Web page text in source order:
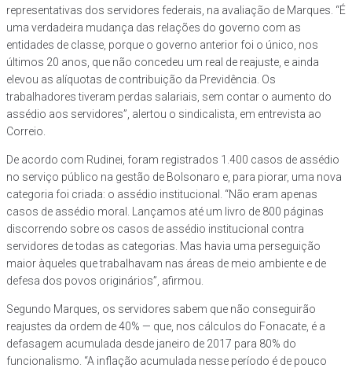
representativas dos servidores federais, na avaliação de Marques. “É
uma verdadeira mudança das relações do governo com as
entidades de classe, porque o governo anterior foi o único, nos
últimos 20 anos, que não concedeu um real de reajuste, e ainda
elevou as alíquotas de contribuição da Previdência. Os
trabalhadores tiveram perdas salariais, sem contar o aumento do
assédio aos servidores”, alertou o sindicalista, em entrevista ao
Correio.
De acordo com Rudinei, foram registrados 1.400 casos de assédio
no serviço público na gestão de Bolsonaro e, para piorar, uma nova
categoria foi criada: o assédio institucional. “Não eram apenas
casos de assédio moral. Lançamos até um livro de 800 páginas
discorrendo sobre os casos de assédio institucional contra
servidores de todas as categorias. Mas havia uma perseguição
maior àqueles que trabalhavam nas áreas de meio ambiente e de
defesa dos povos originários”, afirmou.
Segundo Marques, os servidores sabem que não conseguirão
reajustes da ordem de 40% — que, nos cálculos do Fonacate, é a
defasagem acumulada desde janeiro de 2017 para 80% do
funcionalismo. “A inflação acumulada nesse período é de pouco